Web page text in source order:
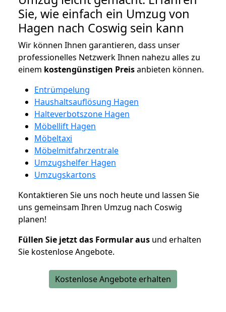
Sie, wie einfach ein Umzug von
Hagen nach Coswig sein kann
Wir können Ihnen garantieren, dass unser
professionelles Netzwerk Ihnen nahezu alles zu
einem kostengünstigen Preisanbieten können.
Entrümpelung
Haushaltsauflösung Hagen
Halteverbotszone Hagen
Möbellift Hagen
Möbeltaxi
Möbelmitfahrzentrale
Umzugshelfer Hagen
Umzugskartons
Kontaktieren Sie uns noch heute und lassen Sie
uns gemeinsam Ihren Umzug nach Coswig
planen!
Füllen Sie jetzt das Formular aus und erhalten
Sie kostenlose Angebote.
Kostenlose Angebote erhalten